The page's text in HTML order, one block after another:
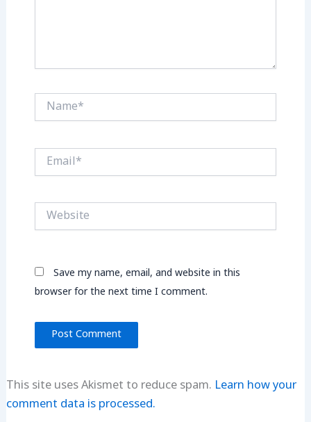
Name*
Email*
Website
Save my name, email, and website in this
browser for the next time I comment.
This site uses Akismet to reduce spam. Learn how your
comment data is processed.